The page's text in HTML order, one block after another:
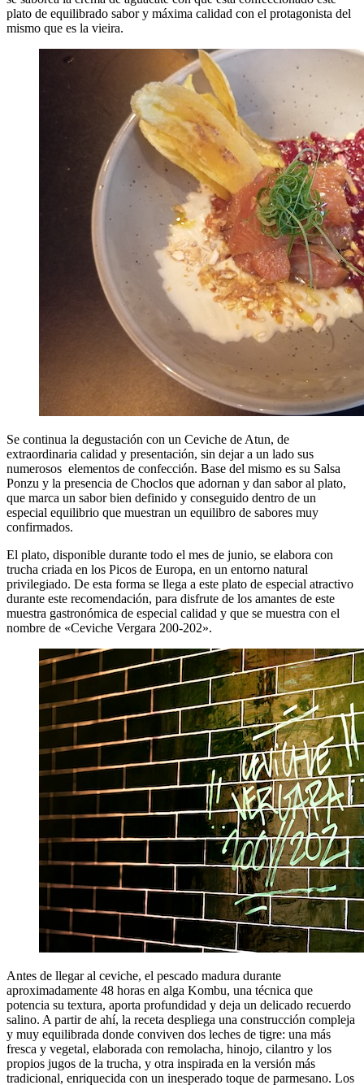
plato de equilibrado sabor y máxima calidad con el protagonista del
mismo que es la vieira.
Se continua la degustación con un Ceviche de Atun, de
extraordinaria calidad y presentación, sin dejar a un lado sus
numerosos elementos de confección. Base del mismo es su Salsa
Ponzu y la presencia de Choclos que adornan y dan sabor al plato,
que marca un sabor bien definido y conseguido dentro de un
especial equilibrio que muestran un equilibro de sabores muy
confirmados.
El plato, disponible durante todo el mes de junio, se elabora con
trucha criada en los Picos de Europa, en un entorno natural
privilegiado. De esta forma se llega a este plato de especial atractivo
durante este recomendación, para disfrute de los amantes de este
muestra gastronómica de especial calidad y que se muestra con el
nombre de «Ceviche Vergara 200-202».
Antes de llegar al ceviche, el pescado madura durante
aproximadamente 48 horas en alga Kombu, una técnica que
potencia su textura, aporta profundidad y deja un delicado recuerdo
salino. A partir de ahí, la receta despliega una construcción compleja
y muy equilibrada donde conviven dos leches de tigre: una más
fresca y vegetal, elaborada con remolacha, hinojo, cilantro y los
propios jugos de la trucha, y otra inspirada en la versión más
tradicional, enriquecida con un inesperado toque de parmesano. Los